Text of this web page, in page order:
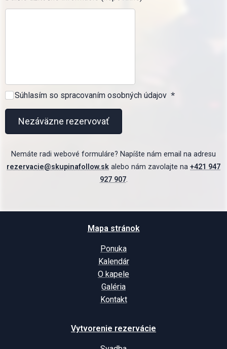
Súhlasím so spracovaním osobných údajov
Nezáväzne rezervovať
Nemáte radi webové formuláre? Napíšte nám email na adresu
rezervacie@skupinafollow.sk alebo nám zavolajte na +421 947
927 907.
Mapa stránok
Ponuka
Kalendár
O kapele
Galéria
Kontakt
Vytvorenie rezervácie